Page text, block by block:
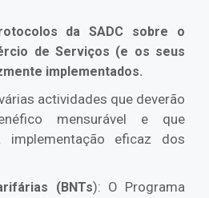
da SADC sobre o
de Serviços (e os seus
implementados.
actividades que deverão
mensurável e que
implementação eficaz dos
(BNTs): O Programa